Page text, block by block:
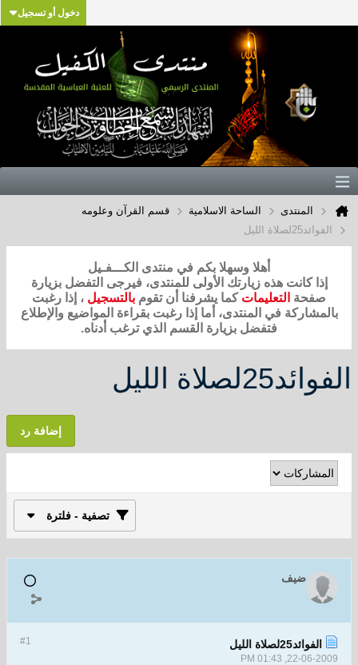
دخول أو تسجيل
المنتدى الساحة الاسلامية
قسم القرآن وعلومه
الفوائد25لصلاة الليل
أهلا وسهلا بكم في منتدى الكـــفـيل
إذا كانت هذه زيارتك الأولى للمنتدى، فيرجى التفضل بزيارة
صفحة التعليمات كما يشرفنا أن تقوم بالتسجيل ، إذا رغبت
بالمشاركة في المنتدى، أما إذا رغبت بقراءة المواضيع والإطلاع
فتفضل بزيارة القسم الذي ترغب أدناه.
الفوائد25لصلاة الليل
إضافة رد
تصفية - فلترة
ضيف
#1 الفوائد25لصلاة الليل
22-06-2009, 01:43 PM